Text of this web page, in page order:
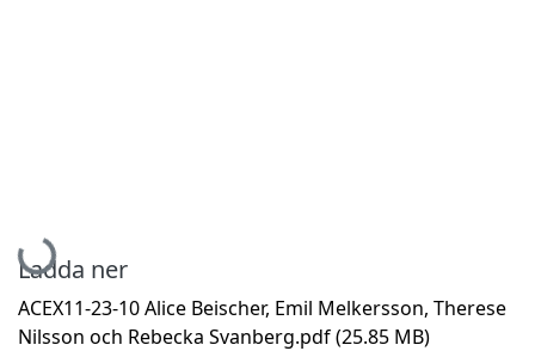
Hämtar...
Ladda ner
ACEX11-23-10 Alice Beischer, Emil Melkersson, Therese
Nilsson och Rebecka Svanberg.pdf(25.85 MB)